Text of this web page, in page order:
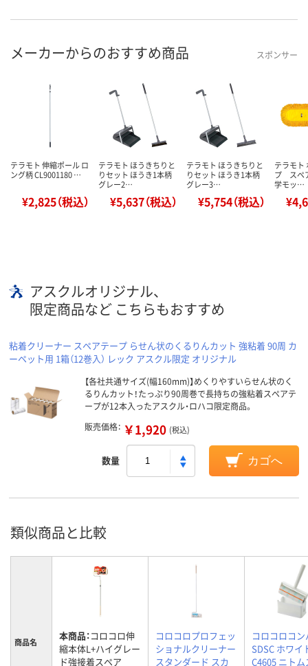
メーカーからのおすすめ商品 スポンサー
テラモト 伸縮ポール ロ
ング柄 CL9001180 …
¥2,825（税込）
テラモト ほうきちりと
りセット ほうき1本柄
グレー2…
¥5,637（税込）
テラモト ほうきちりと
りセット ほうき1本柄
グレー3…
¥5,754（税込）
テラモト
プ スペ
学モッ…
アスクルオリジナル、
限定商品など こちらもおすすめ
粘着クリーナー スペアテープ らせん状のくるりんカット 強粘着 90周 カ
ーペット用 1箱（12巻入） レック アスクル限定 オリジナル
【各社共通サイズ(幅160mm)】めくりやすいらせん状のく
るりんカット！たっぷり90周巻で長持ちの強粘着スペアテ
ープが12本入ったアスクル・ロハコ限定商品。
販売価格： ￥1,920 (税込)
数量 カゴへ
類似商品と比較
商品名 本商品：コロコロ伸
縮本体L+ハイグレー
ド強接着スペア
コロコロプロフェッ
ショナルクリーナー
スタンダード スカ
コロコロコ
SDSC ホワイ
C4605 ニトム